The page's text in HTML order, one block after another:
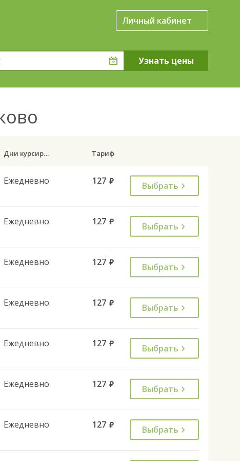
Личный кабинет
Дни курсирования Тариф
Ежедневно 127 руб. Выбрать
Ежедневно 127 руб. Выбрать
Ежедневно 127 руб. Выбрать
Ежедневно 127 руб. Выбрать
Ежедневно 127 руб. Выбрать
Ежедневно 127 руб. Выбрать
Ежедневно 127 руб. Выбрать